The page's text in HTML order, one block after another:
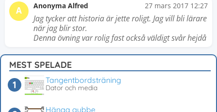
A Anonyma Alfred 27 mars 2017 12:27
Jag tycker att historia är jette roligt. Jag vill bli lärare
när jag blir stor.
Denna övning var rolig fast också väldigt svår hejdå
MEST SPELADE
Tangentbordsträning
Dator och media
Hänga gubbe